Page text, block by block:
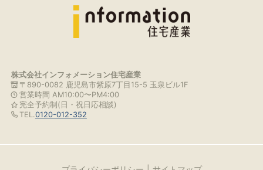
株式会社インフォメーション住宅産業
〒890-0082 鹿児島市紫原7丁目15-5 玉泉ビル1F
営業時間 AM10:00〜PM4:00
完全予約制(日・祝日応相談)
TEL.0120-012-352